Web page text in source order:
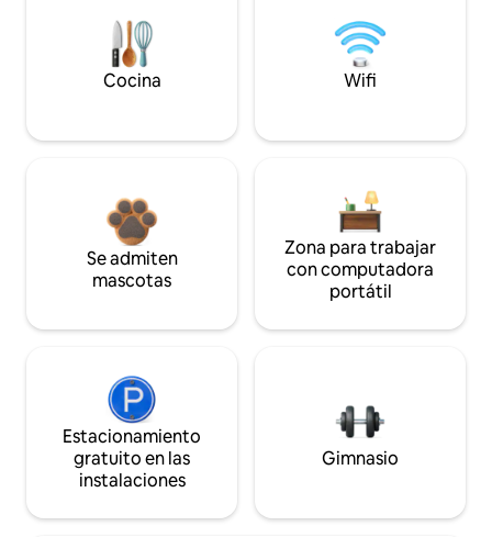
Cocina Wifi
Se admiten
mascotas
Zona para trabajar
con computadora
portátil
Estacionamiento
gratuito en las
instalaciones
Gimnasio